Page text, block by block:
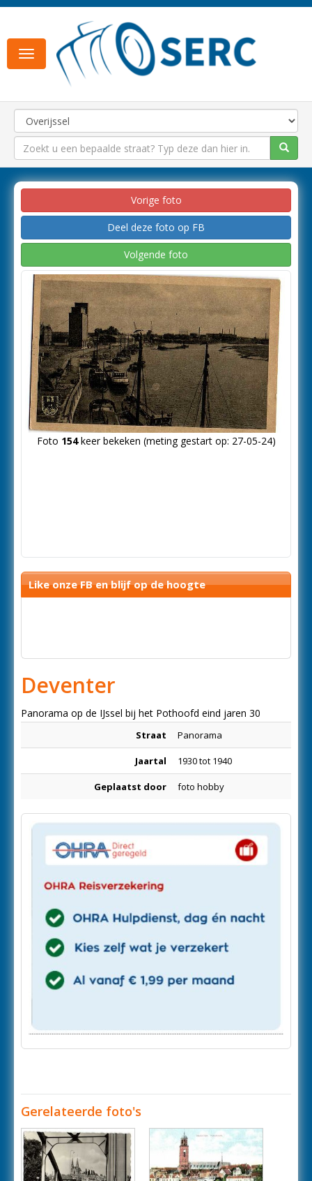
Toggle
navigation
Vorige foto
Deel deze foto op FB
Volgende foto
Foto 154keer bekeken (meting gestart op: 27-05-24)
Like onze FB en blijf op de hoogte
Deventer
Panorama op de IJssel bij het Pothoofd eind jaren 30
Straat Panorama
Jaartal 1930 tot 1940
Geplaatst door foto hobby
Gerelateerde foto's